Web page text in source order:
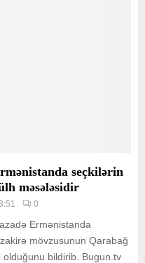
seçkilərin
məsələsidir
0
Ermənistanda
mövzusunun Qarabağ
bildirib. Bugun.tv